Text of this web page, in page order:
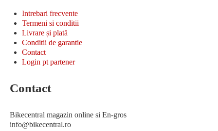
Intrebari frecvente
Termeni si conditii
Livrare și plată
Conditii de garantie
Contact
Login pt partener
Contact
Bikecentral magazin online si En-gros
info@bikecentral.ro